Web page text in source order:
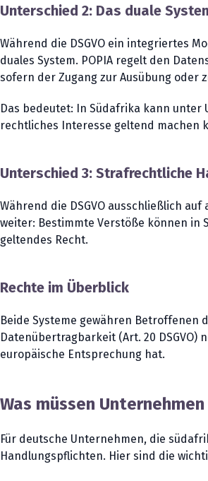
Unterschied 2: Das duale
Während die DSGVO ein integriertes
duales System. POPIA regelt den
sofern der Zugang zur Ausübung oder
Das bedeutet: In Südafrika kann
rechtliches Interesse geltend machen
Unterschied 3: Strafrechtliche
Während die DSGVO ausschließlich
weiter: Bestimmte Verstöße können in
geltendes Recht.
Rechte im Überblick
Beide Systeme gewähren Betroffenen
Datenübertragbarkeit (Art. 20
europäische Entsprechung hat.
Was müssen
Für deutsche Unternehmen, die
Handlungspflichten. Hier sind die